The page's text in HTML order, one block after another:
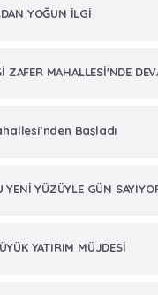
YOĞUN İLGİ
ZAFER MAHALLESİ'NDE
Başladı
YÜZÜYLE GÜN
YATIRIM MÜJDESİ